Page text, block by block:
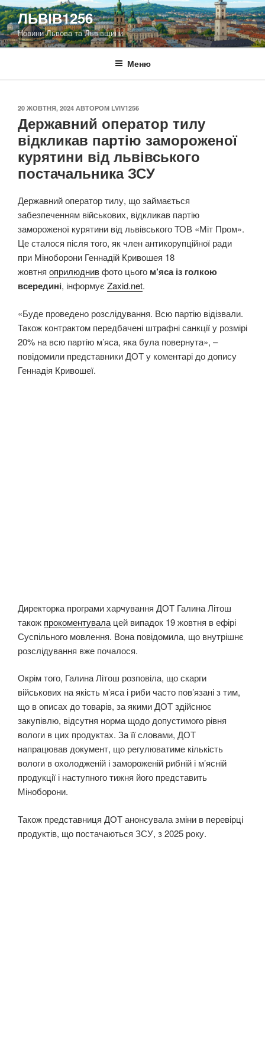
Перейти
до
вмісту
ЛЬВІВ1256
Новини Львова та Львівщини
Меню
ОПУБЛІКОВАНО
20 ЖОВТНЯ, 2024 АВТОРОМ LVIV1256
Державний оператор тилу
відкликав партію замороженої
курятини від львівського
постачальника ЗСУ
Державний оператор тилу, що займається
забезпеченням військових, відкликав партію
замороженої курятини від львівського ТОВ «Міт Пром».
Це сталося після того, як член антикорупційної ради
при Міноборони Геннадій Кривошея 18
жовтня оприлюднивфото цього м’яса із голкою
всередині, інформує Zaxid.net.
«Буде проведено розслідування. Всю партію відізвали.
Також контрактом передбачені штрафні санкції у розмірі
20% на всю партію м’яса, яка була повернута», –
повідомили представники ДОТ у коментарі до допису
Геннадія Кривошеї.
Директорка програми харчування ДОТ Галина Літош
також прокоментувала цей випадок 19 жовтня в ефірі
Суспільного мовлення. Вона повідомила, що внутрішнє
розслідування вже почалося.
Окрім того, Галина Літош розповіла, що скарги
військових на якість м’яса і риби часто пов’язані з тим,
що в описах до товарів, за якими ДОТ здійснює
закупівлю, відсутня норма щодо допустимого рівня
вологи в цих продуктах. За її словами, ДОТ
напрацював документ, що регулюватиме кількість
вологи в охолодженій і замороженій рибній і м’ясній
продукції і наступного тижня його представить
Міноборони.
Також представниця ДОТ анонсувала зміни в перевірці
продуктів, що постачаються ЗСУ, з 2025 року.